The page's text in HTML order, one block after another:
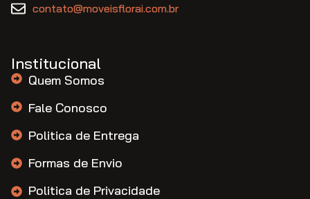
contato@moveisflorai.com.br
Institucional
Quem Somos
Fale Conosco
Politica de Entrega
Formas de Envio
Politica de Privacidade